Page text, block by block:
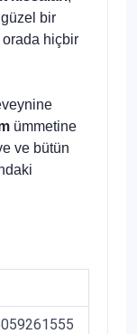
güzel bir
hiçbir
ümmetine
ve bütün